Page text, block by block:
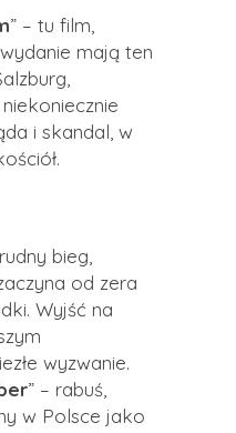
” – tu film,
mają ten
i skandal, w
bieg,
od zera
Wyjść na
wyzwanie.
” – rabuś,
w Polsce jako